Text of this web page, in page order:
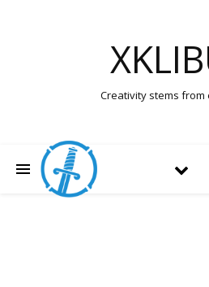
Creativity stems from